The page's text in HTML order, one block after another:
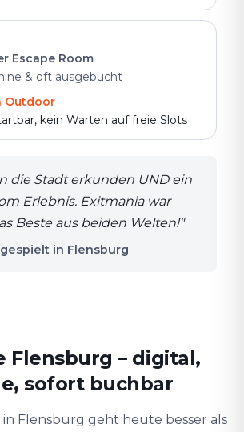
Escape Room
& oft ausgebucht
Outdoor
kein Warten auf freie Slots
die Stadt erkunden UND ein
Erlebnis. Exitmania war
Beste aus beiden Welten!"
in Flensburg
Flensburg – digital,
sofort buchbar
Flensburg geht heute besser als